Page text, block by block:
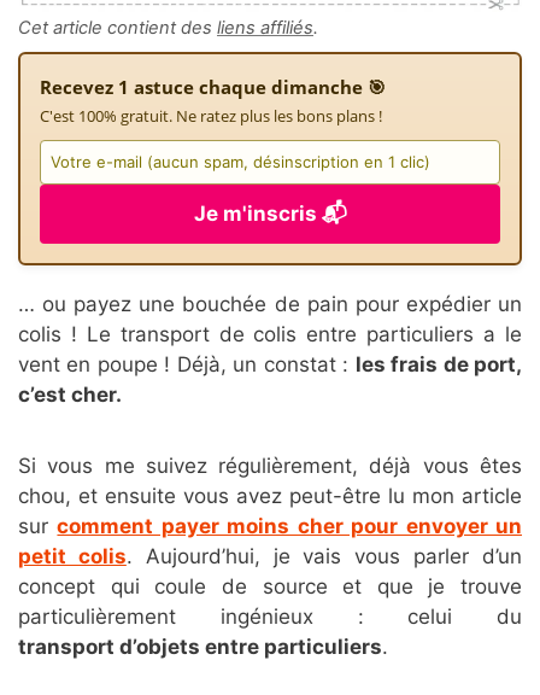
Cet article contient des liens affiliés.
Recevez 1 astuce chaque dimanche 🎯
C'est 100% gratuit. Ne ratez plus les bons plans !
Je m'inscris 📬
… ou payez une bouchée de pain pour expédier un
colis ! Le transport de colis entre particuliers a le
vent en poupe ! Déjà, un constat : les frais de port,
c’est cher.
Si vous me suivez régulièrement, déjà vous êtes
chou, et ensuite vous avez peut-être lu mon article
surcomment payer moins cher pour envoyer un
petit colis. Aujourd’hui, je vais vous parler d’un
concept qui coule de source et que je trouve
particulièrement ingénieux : celui du
transport d’objets entre particuliers.